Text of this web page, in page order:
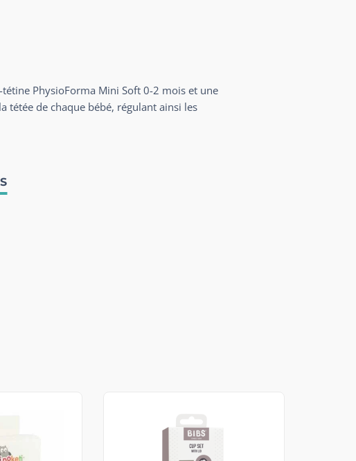
PhysioForma Mini Soft 0-2 mois et une
tétée de chaque bébé, régulant ainsi les